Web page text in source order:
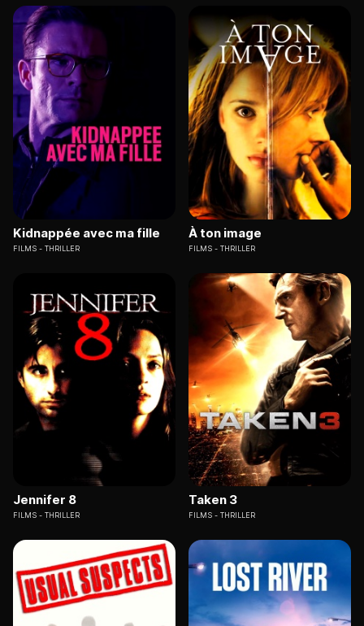
Kidnappée avec ma fille
FILMS THRILLER
À ton image
FILMS THRILLER
Jennifer 8
FILMS THRILLER
Taken 3
FILMS THRILLER